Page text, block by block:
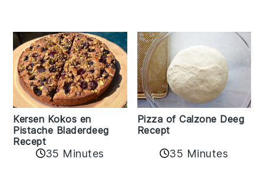
Kersen Kokos en
Pistache Bladerdeeg
Recept
35 Minutes
Pizza of Calzone Deeg
Recept
35 Minutes